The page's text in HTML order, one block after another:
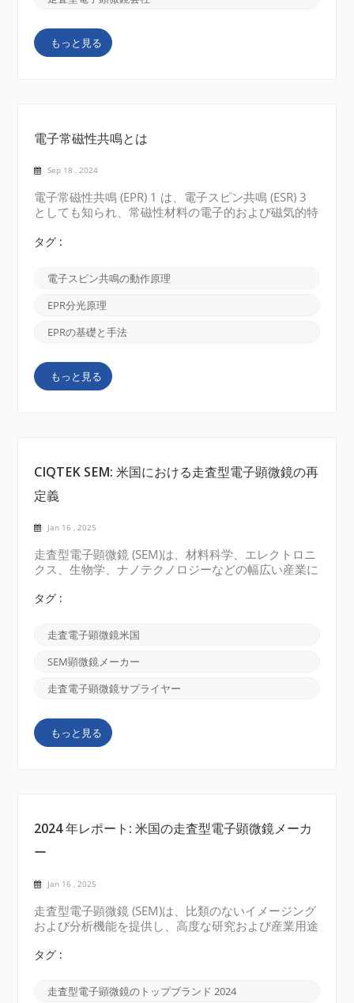
もっと見る
電子常磁性共鳴とは
Sep 18 , 2024
電子常磁性共鳴 (EPR) 1 は、電子スピン共鳴 (ESR) 3
としても知られ、常磁性材料の電子的および磁気的特
のブログでは、EPR の概念、基礎、応用について探っ
は、磁気モーメントを持つ材料内の不対電子の挙動に
焦点を当てます。電子常磁性共鳴の中心的な前提は、
これらの常磁性材料が磁場にさらされると、その電子
めるということです。共鳴周波数のマイクロ波放射を
間の遷移が誘発され、材料の電子構造、ダイナミク
ス、および相互作用に関する貴重な情報が得られま
す。 電子常磁性共鳴原理: EPR 分光法は、量子力学の
タグ :
電子スピン共鳴の動作原理
EPR分光原理
EPRの基礎と手法
もっと見る
CIQTEK SEM: 米国における走査型電子顕微鏡の再
定義
Jan 16 , 2025
走査型電子顕微鏡 (SEM)は、材料科学、エレクトロニ
クス、生物学、ナノテクノロジーなどの幅広い産業に
SEM は研究施設、工業研究所、品質管理環境で高解
く使用されています。このダイナミックで急速に成長
する分野において、CIQTEK は、最先端のテクノロジ
ー、競争力のある価格設定、優れた顧客サービスを組
代のアプリケーションにおける SEM 顕微鏡 の重要性
やエンジニアは表面や微細構造をナノスケールで検査
できます。半導体ウェーハの分析から生物標本の研究
まで、SEM は技術革新の推進において重要な役割を
タグ :
走査電子顕微鏡米国
SEM顕微鏡メーカー
走査電子顕微鏡サプライヤー
もっと見る
2024 年レポート: 米国の走査型電子顕微鏡メーカ
ー
Jan 16 , 2025
走査型電子顕微鏡 (SEM)は、比類のないイメージング
および分析機能を提供し、高度な研究および産業用途
学、ライフサイエンス、半導体産業におけるイノベー
礎となっています。 この 2024 年のレポートでは、
タグ :
走査型電子顕微鏡のトップブランド 2024